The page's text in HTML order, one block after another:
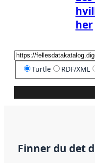
her
Turtle RDF/XML
Finner du det